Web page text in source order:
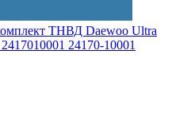
ТНВД Daewoo Ultra
24170-10001